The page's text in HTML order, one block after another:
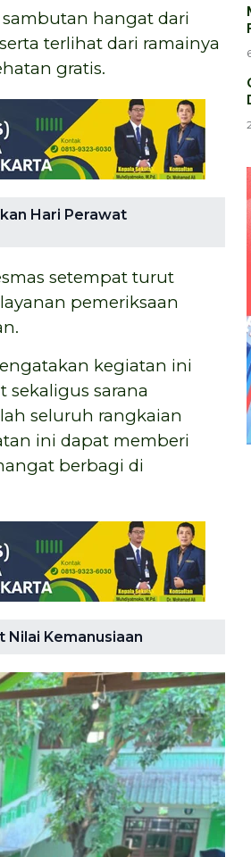
hangat dari
terlihat dari ramainya
gratis.
Hari Perawat
setempat turut
pemeriksaan
kegiatan ini
sarana
seluruh rangkaian
ini dapat memberi
berbagi di
Nilai Kemanusiaan